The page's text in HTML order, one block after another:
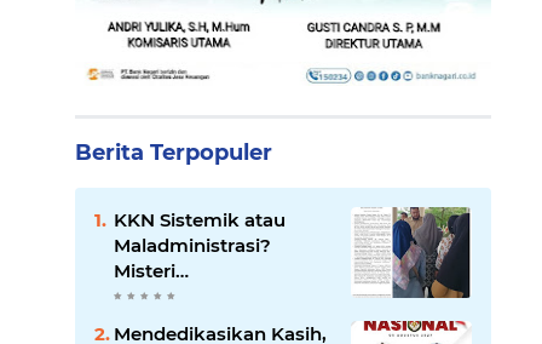
Berita Terpopuler
KKN Sistemik atau
Maladministrasi?
Misteri
"Dikorbankannya" SDN
26 ATT Menguji
Mendedikasikan Kasih,